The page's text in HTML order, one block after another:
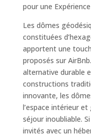
pour une
Les dômes
constituées
apportent une
proposés sur
alternative durable
constructions
innovante, les
l’espace intérieur
séjour inoubliable.
invités avec un